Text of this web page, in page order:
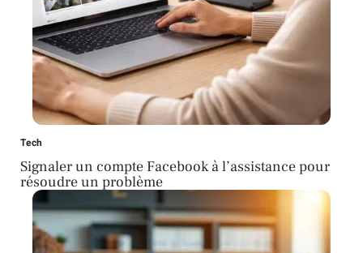
Tech
Signaler un compte Facebook à l’assistance pour
résoudre un problème